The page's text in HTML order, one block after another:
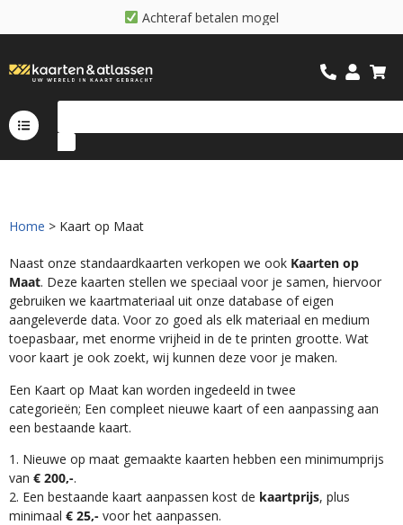
Achteraf betalen mogel
Home > Kaart op Maat
Naast onze standaardkaarten verkopen we ook Kaarten op
Maat. Deze kaarten stellen we speciaal voor je samen, hiervoor
gebruiken we kaartmateriaal uit onze database of eigen
aangeleverde data. Voor zo goed als elk materiaal en medium
toepasbaar, met enorme vrijheid in de te printen grootte. Wat
voor kaart je ook zoekt, wij kunnen deze voor je maken.
Een Kaart op Maat kan worden ingedeeld in twee
categorieën; Een compleet nieuwe kaart of een aanpassing aan
een bestaande kaart.
1. Nieuwe op maat gemaakte kaarten hebben een minimumprijs
van € 200,-.
2. Een bestaande kaart aanpassen kost de kaartprijs, plus
minimaal € 25,- voor het aanpassen.